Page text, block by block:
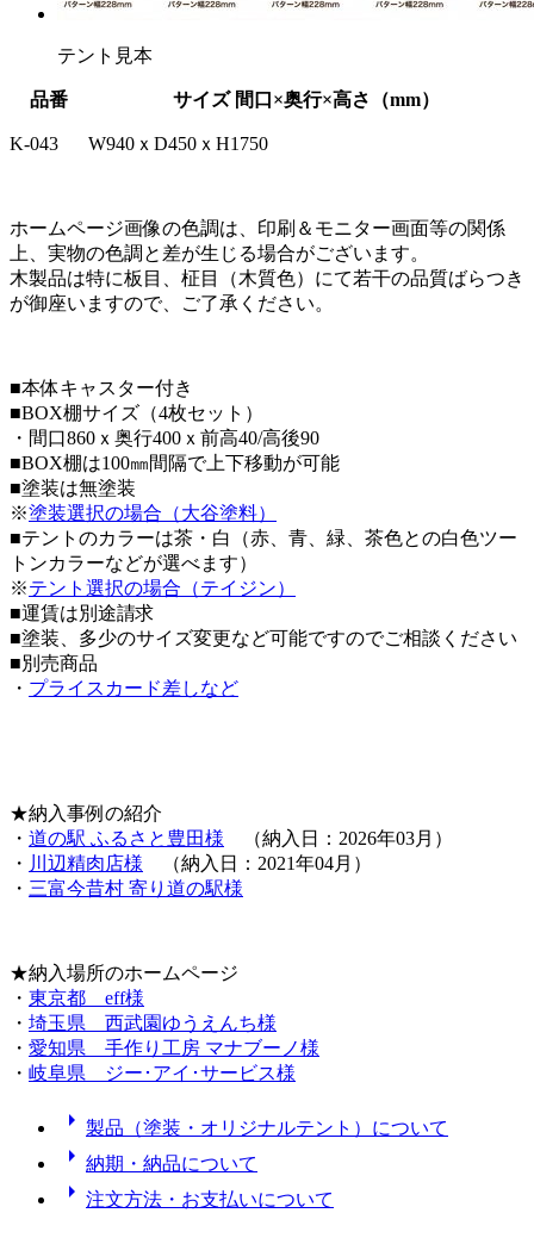
テント見本
品番 サイズ 間口×奥行×高さ（mm）
K-043 W940ｘD450ｘH1750
ホームページ画像の色調は、印刷＆モニター画面等の関係
上、実物の色調と差が生じる場合がございます。
木製品は特に板目、柾目（木質色）にて若干の品質ばらつき
が御座いますので、ご了承ください。
■本体キャスター付き
■BOX棚サイズ（4枚セット）
・ 間口860ｘ奥行400ｘ前高40/高後90
■BOX棚は100㎜間隔で上下移動が可能
■塗装は無塗装
※塗装選択の場合（大谷塗料）
■テントのカラーは茶・白（赤、青、緑、茶色との白色ツー
トンカラーなどが選べます）
※テント選択の場合（テイジン）
■運賃は別途請求
■塗装、多少のサイズ変更など可能ですのでご相談ください
■別売商品
・ プライスカード差しなど
★納入事例の紹介
・ 道の駅 ふるさと豊田様 （納入日：2026年03月）
・ 川辺精肉店様 （納入日：2021年04月）
・ 三富今昔村 寄り道の駅様
★納入場所のホームページ
・ 東京都 eff様
・ 埼玉県 西武園ゆうえんち様
・ 愛知県 手作り工房 マナブーノ様
・ 岐阜県 ジー･アイ･サービス様
arrow_right 製品（塗装・オリジナルテント）について
arrow_right 納期・納品について
arrow_right 注文方法・お支払いについて